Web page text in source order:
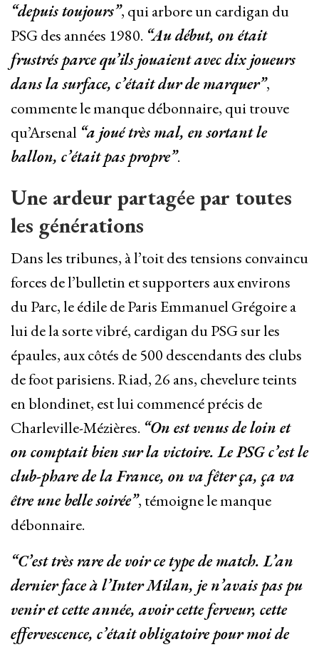
“depuis toujours”, qui arbore un cardigan du
PSG des années 1980. “Au début, on était
frustrés parce qu’ils jouaient avec dix joueurs
dans la surface, c’était dur de marquer”,
commente le manque débonnaire, qui trouve
qu’Arsenal “a joué très mal, en sortant le
ballon, c’était pas propre”.
Une ardeur partagée par toutes
les générations
Dans les tribunes, à l’toit des tensions convaincu
forces de l’bulletin et supporters aux environs
du Parc, le édile de Paris Emmanuel Grégoire a
lui de la sorte vibré, cardigan du PSG sur les
épaules, aux côtés de 500 descendants des clubs
de foot parisiens. Riad, 26 ans, chevelure teints
en blondinet, est lui commencé précis de
Charleville-Mézières. “On est venus de loin et
on comptait bien sur la victoire. Le PSG c’est le
club-phare de la France, on va fêter ça, ça va
être une belle soirée”, témoigne le manque
débonnaire.
“C’est très rare de voir ce type de match. L’an
dernier face à l’Inter Milan, je n’avais pas pu
venir et cette année, avoir cette ferveur, cette
effervescence, c’était obligatoire pour moi de